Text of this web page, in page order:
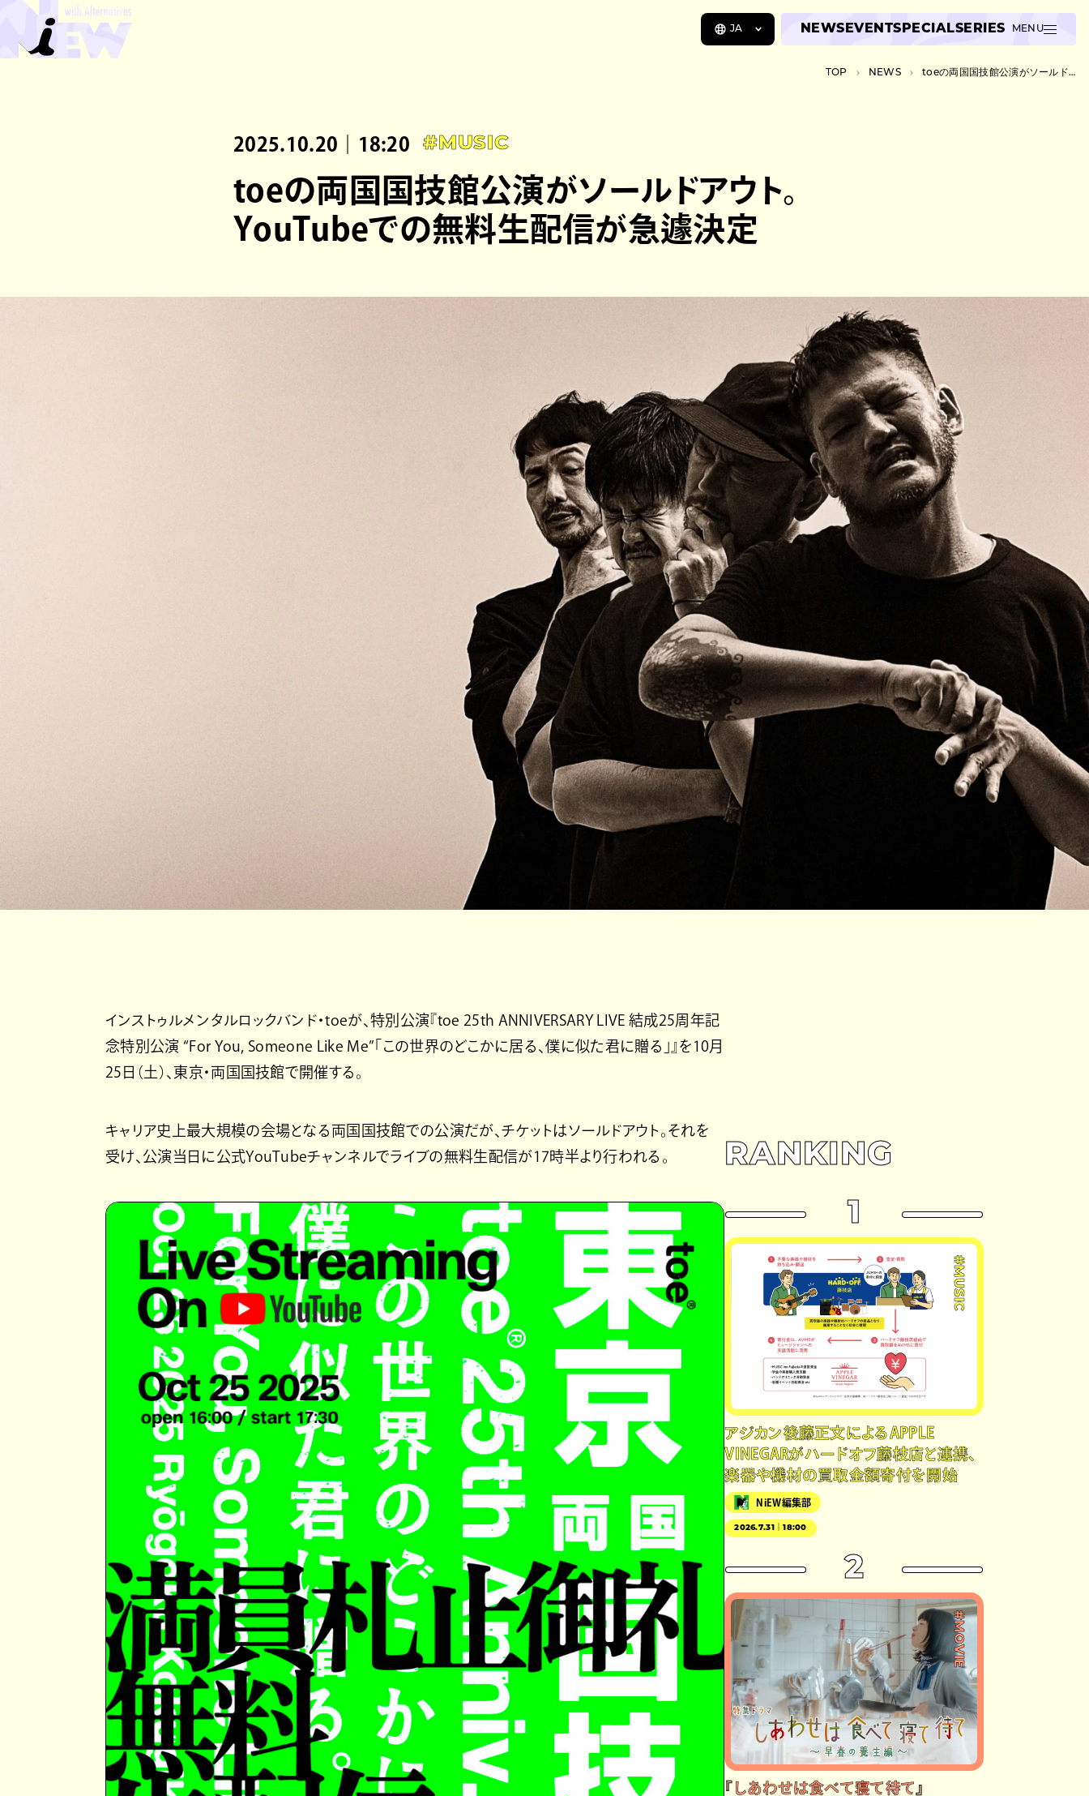
JA NEWS EVENTSPECIALSERIES MENU
TOP NEWS toeの両国国技館公演がソールドアウト。YouTubeでの無料生配信が急遽決定
2025.10.20｜18:20 #MUSIC
toeの両国国技館公演がソールドアウト。
YouTubeでの無料生配信が急遽決定
インストゥルメンタルロックバンド・toeが、特別公演『toe 25th ANNIVERSARY LIVE 結成25周年記
念特別公演 “For You, Someone Like Me”「この世界のどこかに居る、僕に似た君に贈る」』を10月
25日（土）、東京・両国国技館で開催する。
キャリア史上最大規模の会場となる両国国技館での公演だが、チケットはソールドアウト。それを
受け、公演当日に公式YouTubeチャンネルでライブの無料生配信が17時半より行われる。
RANKING
1
#MUSIC
アジカン後藤正文によるAPPLE
VINEGARがハードオフ藤枝店と連携、
楽器や機材の買取金額寄付を開始
NiEW編集部
2026.7.31｜18:00
2
#MOVIE
『しあわせは食べて寝て待て』